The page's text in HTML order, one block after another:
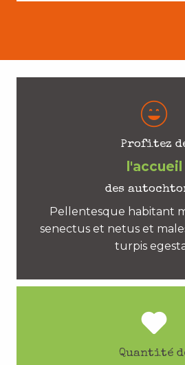
Profitez
l'accueil
des
Pellentesque habitant
senectus et netus et
turpis
Quantité